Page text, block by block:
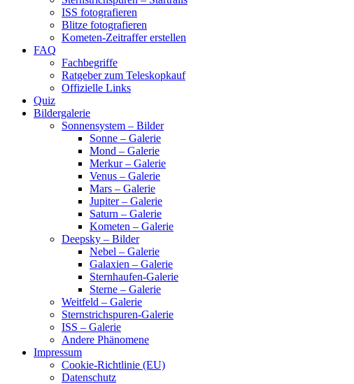
ISS fotografieren
Blitze fotografieren
Kometen-Zeitraffer erstellen
FAQ
Fachbegriffe
Ratgeber zum Teleskopkauf
Offizielle Links
Quiz
Bildergalerie
Sonnensystem – Bilder
Sonne – Galerie
Mond – Galerie
Merkur – Galerie
Venus – Galerie
Mars – Galerie
Jupiter – Galerie
Saturn – Galerie
Kometen – Galerie
Deepsky – Bilder
Nebel – Galerie
Galaxien – Galerie
Sternhaufen-Galerie
Sterne – Galerie
Weitfeld – Galerie
Sternstrichspuren-Galerie
ISS – Galerie
Andere Phänomene
Impressum
Cookie-Richtlinie (EU)
Datenschutz